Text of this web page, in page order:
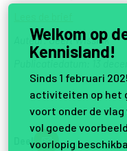
Auteur: Geert Wissink
Deel
Welkom op
Kennisland!
Sinds 1 februari
activiteiten op het
voort onder de vlag
vol goede
voorlopig